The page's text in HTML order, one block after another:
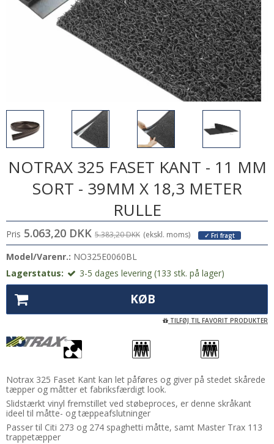
NOTRAX 325 FASET KANT - 11 MM
SORT - 39MM X 18,3 METER
RULLE
Pris 5.063,20 DKK 5.383,20 DKK (ekskl. moms) ✓ Fri fragt
Model/Varenr.: NO325E0060BL
Lagerstatus:
3-5 dages levering (133 stk. på lager)
KØB
TILFØJ TIL FAVORIT PRODUKTER
Notrax 325 Faset Kant kan let påføres og giver på stedet skårede
tæpper og måtter et fabriksfærdigt look.
Slidstærkt vinyl fremstillet ved støbeproces, er denne skråkant
ideel til måtte- og tæppeafslutninger
Passer til Citi 273 og 274 spaghetti måtte, samt Master Trax 113
trappetæpper